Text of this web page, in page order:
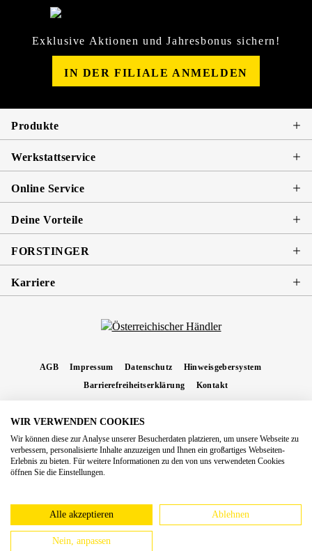
Exklusive Aktionen und Jahresbonus sichern!
IN DER FILIALE ANMELDEN
Produkte
Werkstattservice
Online Service
Deine Vorteile
FORSTINGER
Karriere
AGB Impressum Datenschutz
Hinweisgebersystem
Barrierefreiheitserklärung
Kontakt
Nachnahmegebühren, wenn nicht anders angegeben.
Copyright 2026 Forstinger Österreich GmbH
Königstetter Straße 128 - 134/OG3, 3430 Tulln
europäschen Online-Streitbeilegungs-Plattform hinzuweisen:
webgate.ec.europa.eu/odr
WIR VERWENDEN COOKIES
Wir können diese zur Analyse unserer Besucherdaten platzieren, um unsere Webseite zu
verbessern, personalisierte Inhalte anzuzeigen und Ihnen ein großartiges Webseiten-
Erlebnis zu bieten. Für weitere Informationen zu den von uns verwendeten Cookies
öffnen Sie die Einstellungen.
Alle akzeptieren Ablehnen
Nein, anpassen